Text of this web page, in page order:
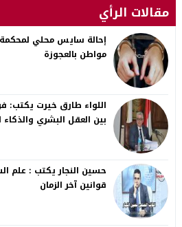
مقالات الرأي
إحالة سايس محلي
مواطن بالعجوزة
اللواء طارق خيرت يكتب:
بين العقل البشري
قوانين آخر الزمان